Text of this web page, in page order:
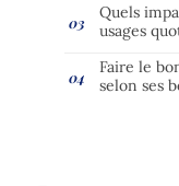
Quels
usages
Faire le
selon ses